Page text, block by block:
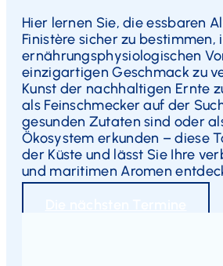
Hier lernen Sie, die essbaren
Finistère sicher zu bestimmen,
ernährungsphysiologischen
einzigartigen Geschmack zu
Kunst der nachhaltigen Ernte
als Feinschmecker auf der
gesunden Zutaten sind oder
Ökosystem erkunden – diese
der Küste und lässt Sie Ihre
und maritimen Aromen